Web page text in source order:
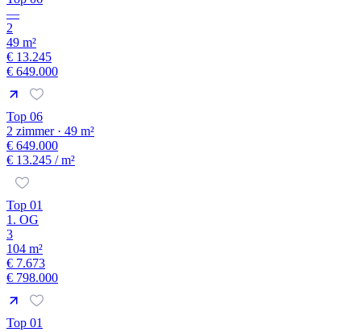
—
2
49 m²
€ 13.245
€ 649.000
Top 06
2 zimmer · 49 m²
€ 649.000
€ 13.245 / m²
Top 01
1. OG
3
104 m²
€ 7.673
€ 798.000
Top 01